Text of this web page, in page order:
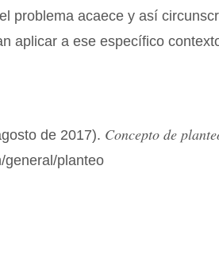
problema acaece y así
aplicar a ese específico
de 2017). Concepto de
general/planteo